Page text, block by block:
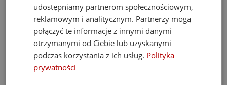
4.93
Opinie, z których została wyliczona
średnia, są wystawione przez
zweryfikowanych klientów, którzy dokonali
zakupu w sklepie.
5
4
3
udostępniamy partnerom społecznościowym,
reklamowym i analitycznym. Partnerzy mogą
połączyć te informacje z innymi danymi
otrzymanymi od Ciebie lub uzyskanymi
podczas korzystania z ich usług. Polityka
prywatności